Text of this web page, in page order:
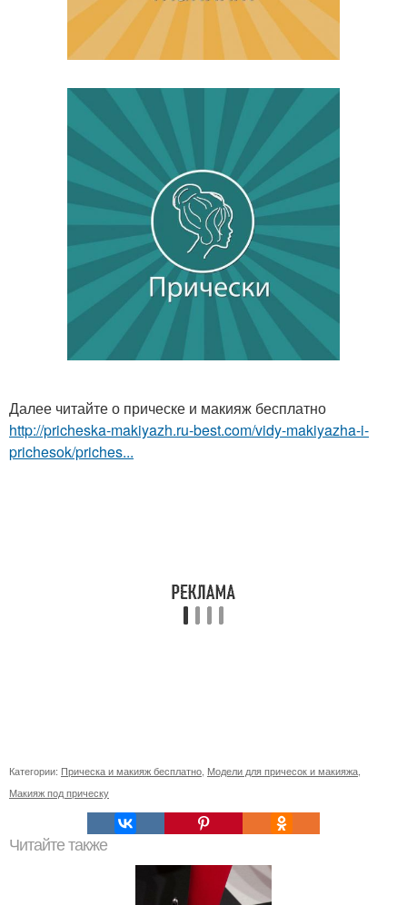
Далее читайте о прическе и макияж бесплатно
http://pricheska-makiyazh.ru-best.com/vidy-makiyazha-i-
prichesok/priches...
Категории: Прическа и макияж бесплатно Модели для причесок и макияжа
Макияж под прическу
Читайте также